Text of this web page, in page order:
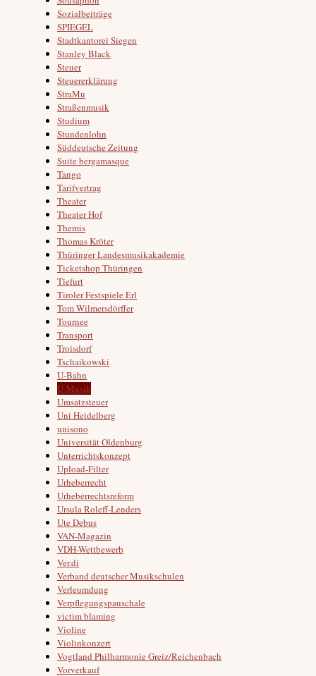
Sozialbeiträge
SPIEGEL
Stadtkantorei Siegen
Stanley Black
Steuer
Steuererklärung
StraMu
Straßenmusik
Studium
Stundenlohn
Süddeutsche Zeitung
Suite bergamasque
Tango
Tarifvertrag
Theater
Theater Hof
Themis
Thomas Kröter
Thüringer Landesmusikakademie
Ticketshop Thüringen
Tiefurt
Tiroler Festspiele Erl
Tom Wilmersdörffer
Tournee
Transport
Troisdorf
Tschaikowski
U-Bahn
U-Musik
Umsatzsteuer
Uni Heidelberg
unisono
Universität Oldenburg
Unterrichtskonzept
Upload-Filter
Urheberrecht
Urheberrechtsreform
Ursula Roleff-Lenders
Ute Debus
VAN-Magazin
VDH-Wettbewerb
Ver.di
Verband deutscher Musikschulen
Verleumdung
Verpflegungspauschale
victim blaming
Violine
Violinkonzert
Vogtland Philharmonie Greiz/Reichenbach
Vorverkauf